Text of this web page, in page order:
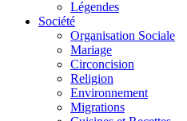
Légendes
Société
Organisation Sociale
Mariage
Circoncision
Religion
Environnement
Migrations